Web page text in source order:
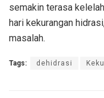
semakin terasa
hari kekurangan
masalah.
Tags: dehidrasi